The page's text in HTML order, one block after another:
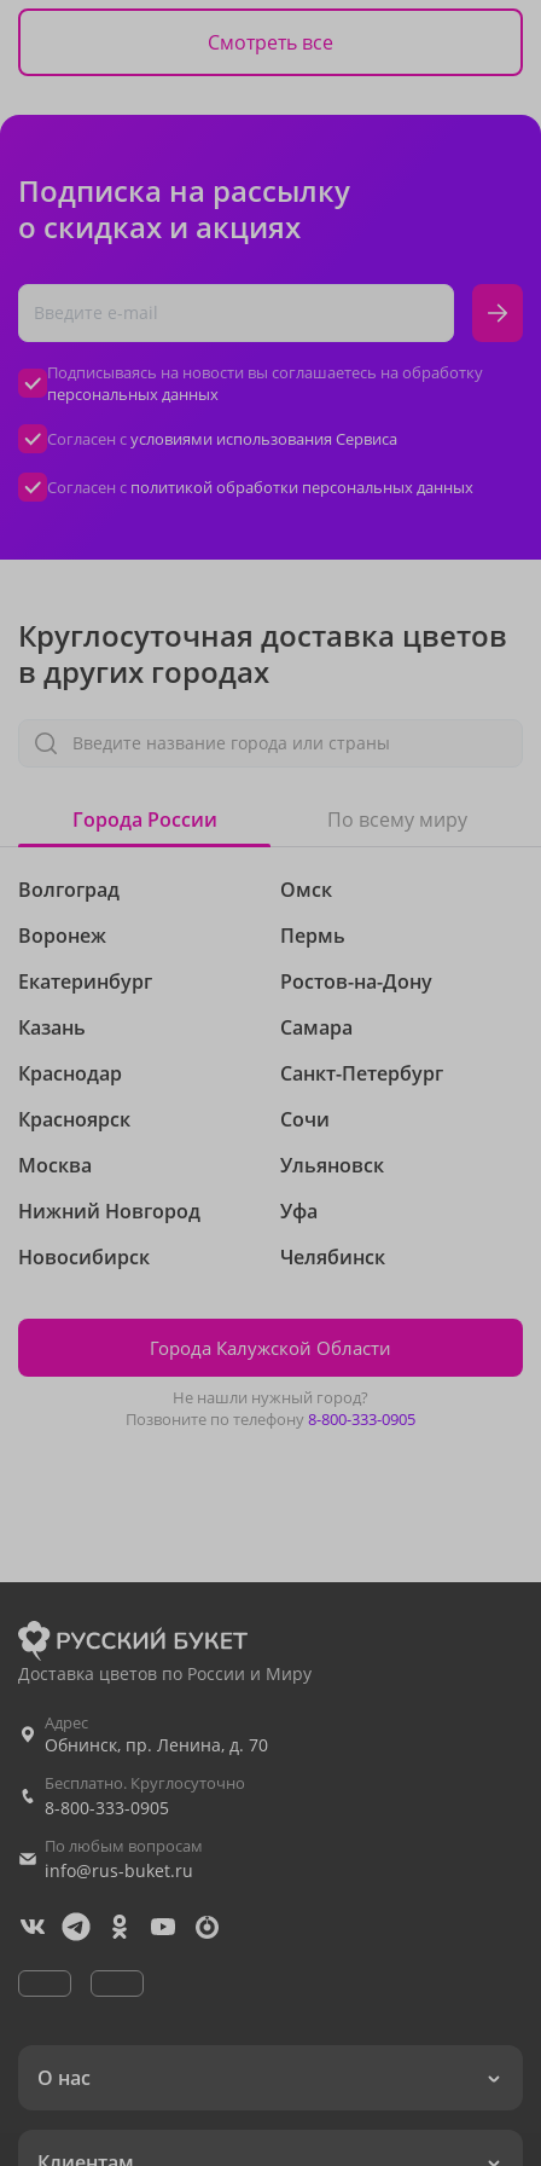
Смотреть все
Подписка на рассылку
о скидках и акциях
Подписываясь на новости вы соглашаетесь на обработку
персональных данных
Согласен сусловиями использования Сервиса
Согласен с политикой обработки персональных данных
Круглосуточная доставка цветов
в других городах
Введите название города или страны
Города России По всему миру
Волгоград
Воронеж
Екатеринбург
Казань
Краснодар
Красноярск
Москва
Нижний Новгород
Новосибирск
Омск
Пермь
Ростов-на-Дону
Самара
Санкт-Петербург
Сочи
Ульяновск
Уфа
Челябинск
Города Калужской Области
Не нашли нужный город?
Позвоните по телефону8-800-333-0905
Доставка цветов по России и Миру
Адрес
Обнинск, пр. Ленина, д. 70
Бесплатно. Круглосуточно
8-800-333-0905
По любым вопросам
info@rus-buket.ru
О нас